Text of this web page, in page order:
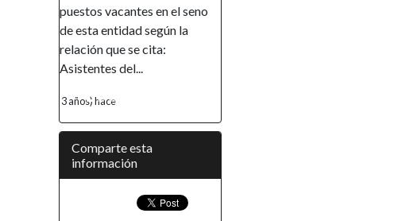
puestos vacantes en el seno
de esta entidad según la
relación que se cita:
Asistentes del...
inclusión y la autonomía
financiera, así como el
empoderamiento de la mujer,
Comparte esta
información